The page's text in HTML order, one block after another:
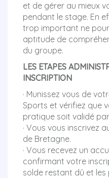
et de gérer au mieux
pendant le stage. En
trop important ne
aptitude de
du groupe.
LES ETAPES
INSCRIPTION
· Munissez vous de
Sports et vérifiez que
pratique soit validé par
· Vous vous inscrivez
de Bretagne.
· Vous recevez un
confirmant votre
solde restant dû et